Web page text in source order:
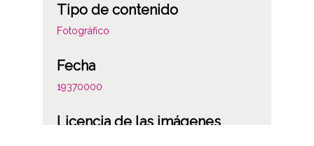
Tipo de contenido
Fotográfico
Fecha
19370000
Licencia de las imágenes